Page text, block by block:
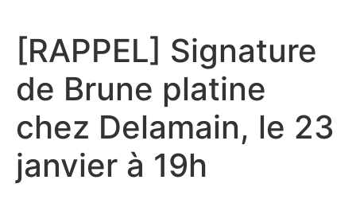
contenu[RAPPEL] Signature
de Brune platine
chez Delamain, le 23
janvier à 19h